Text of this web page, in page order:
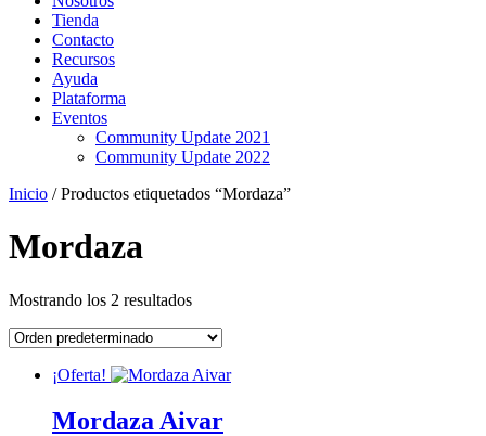
Tienda
Contacto
Recursos
Ayuda
Plataforma
Eventos
Community Update 2021
Community Update 2022
Inicio / Productos etiquetados “Mordaza”
Mordaza
Mostrando los 2 resultados
¡Oferta!
Mordaza Aivar